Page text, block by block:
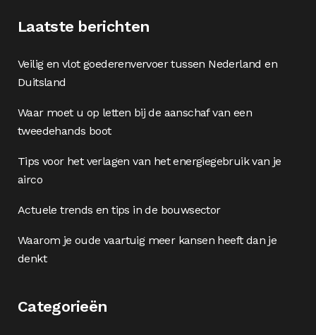
Laatste berichten
Veilig en vlot goederenvervoer tussen Nederland en
Duitsland
Waar moet u op letten bij de aanschaf van een
tweedehands boot
Tips voor het verlagen van het energiegebruik van je
airco
Actuele trends en tips in de bouwsector
Waarom je oude vaartuig meer kansen heeft dan je
denkt
Categorieën